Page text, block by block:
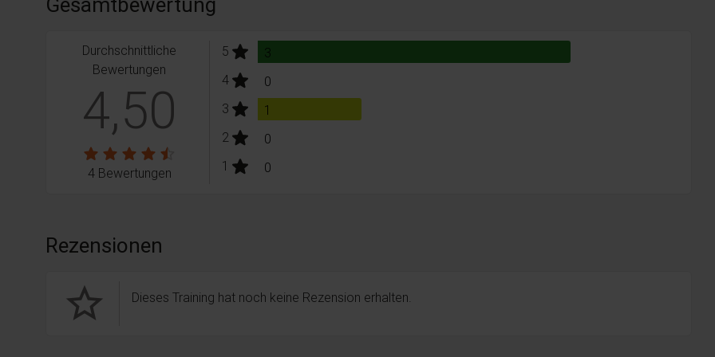
Durchschnittliche
Bewertungen
4,50
4 Bewertungen
5stars: 3
Bewertungen
4stars: 0
Bewertungen
3stars: 1
Bewertungen
2stars: 0
Bewertungen
1 stars: 0
Bewertungen
Rezensionen
star_border Dieses Training hat noch keine Rezension erhalten.